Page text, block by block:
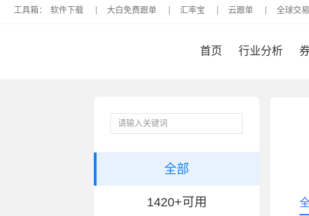
工具箱： 软件下载 大白免费跟单 汇率宝 云跟单 全球交
首页 行业分析
全部
1420+可用